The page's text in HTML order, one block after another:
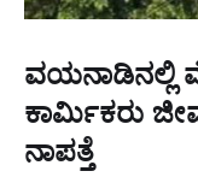
ವಯನಾಡಿನಲ್ಲಿ
ಕಾರ್ಮಿಕರು
ನಾಪತ್ತೆ